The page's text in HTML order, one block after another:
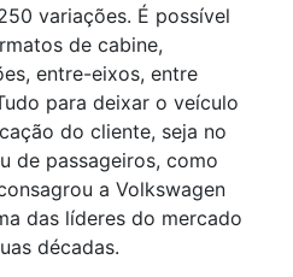
variações. É possível
de cabine,
entre-eixos, entre
para deixar o veículo
do cliente, seja no
de passageiros, como
a Volkswagen
das líderes do mercado
décadas.